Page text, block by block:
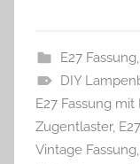
E27 Fassung,
DIY
E27 Fassung mit
Zugentlaster,
Vintage Fassung,